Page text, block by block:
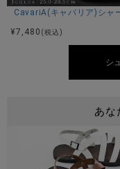
CavariA(キャバリア)シャ
¥7,480 (税込)
シ
あな